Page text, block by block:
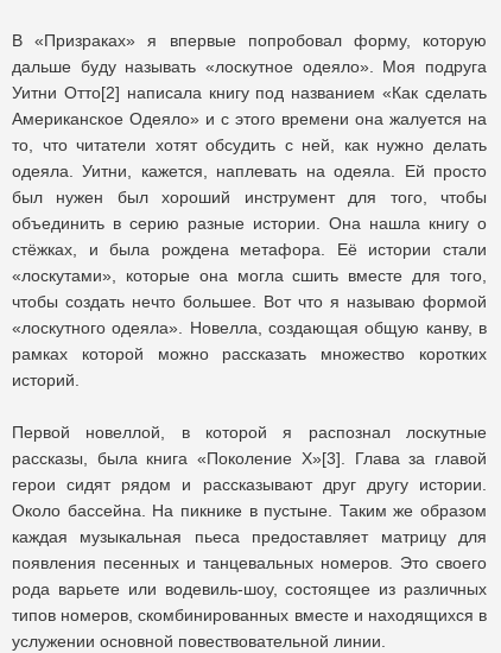
В «Призраках» я впервые попробовал форму, которую
дальше буду называть «лоскутное одеяло». Моя подруга
Уитни Отто[2] написала книгу под названием «Как сделать
Американское Одеяло» и с этого времени она жалуется на
то, что читатели хотят обсудить с ней, как нужно делать
одеяла. Уитни, кажется, наплевать на одеяла. Ей просто
был нужен был хороший инструмент для того, чтобы
объединить в серию разные истории. Она нашла книгу о
стёжках, и была рождена метафора. Её истории стали
«лоскутами», которые она могла сшить вместе для того,
чтобы создать нечто большее. Вот что я называю формой
«лоскутного одеяла». Новелла, создающая общую канву, в
рамках которой можно рассказать множество коротких
историй.
Первой новеллой, в которой я распознал лоскутные
рассказы, была книга «Поколение Х»[3]. Глава за главой
герои сидят рядом и рассказывают друг другу истории.
Около бассейна. На пикнике в пустыне. Таким же образом
каждая музыкальная пьеса предоставляет матрицу для
появления песенных и танцевальных номеров. Это своего
рода варьете или водевиль-шоу, состоящее из различных
типов номеров, скомбинированных вместе и находящихся в
услужении основной повествовательной линии.